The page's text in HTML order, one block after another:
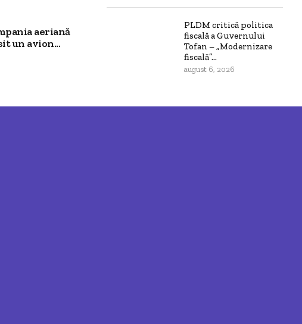
aeriană
un avion...
PLDM critică politica
fiscală a Guvernului
Tofan – „Modernizare
fiscală”...
august 6, 2026